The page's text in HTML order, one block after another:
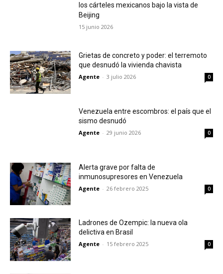
los cárteles mexicanos bajo la vista de
Beijing
15 junio 2026
Grietas de concreto y poder: el terremoto
que desnudó la vivienda chavista
Agente - 3 julio 2026 0
Venezuela entre escombros: el país que el
sismo desnudó
Agente - 29 junio 2026 0
Alerta grave por falta de
inmunosupresores en Venezuela
Agente - 26 febrero 2025 0
Ladrones de Ozempic: la nueva ola
delictiva en Brasil
Agente - 15 febrero 2025 0